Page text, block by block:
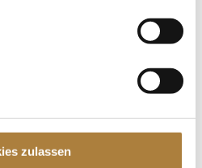
zulassen
wird U25-
Warendorf erinnert an